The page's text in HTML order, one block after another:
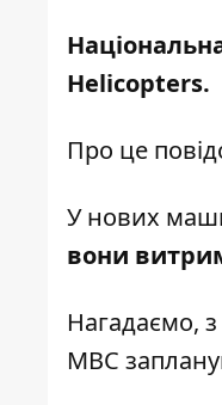
Helicopters.
Про це
У нових
вони
Нагадаємо,
МВС